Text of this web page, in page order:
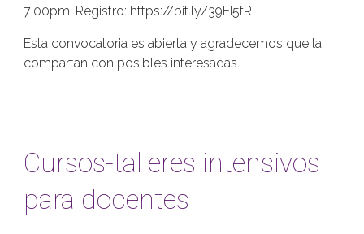
7:00pm. Registro: https://bit.ly/39EI5fR
Esta convocatoria es abierta y agradecemos que la
compartan con posibles interesadas.
Cursos-talleres intensivos
para docentes